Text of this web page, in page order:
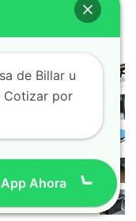
de Billar u
Cotizar por
Ahora